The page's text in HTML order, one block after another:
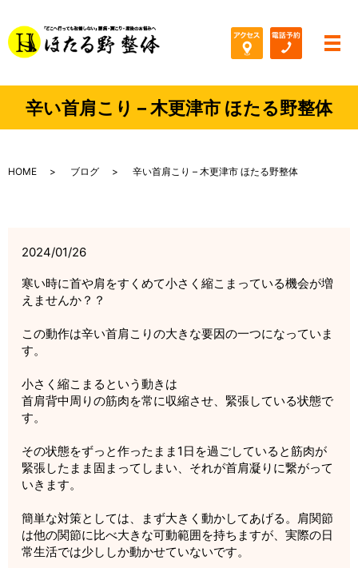
メ
辛い首肩こり – 木更津市 ほたる野整体
HOME ブログ 辛い首肩こり – 木更津市 ほたる野整体
2024/01/26
寒い時に首や肩をすくめて小さく縮こまっている機会が増
えませんか？？
この動作は辛い首肩こりの大きな要因の一つになっていま
す。
小さく縮こまるという動きは
首肩背中周りの筋肉を常に収縮させ、緊張している状態で
す。
その状態をずっと作ったまま1日を過ごしていると筋肉が
緊張したまま固まってしまい、それが首肩凝りに繋がって
いきます。
簡単な対策としては、まず大きく動かしてあげる。肩関節
は他の関節に比べ大きな可動範囲を持ちますが、実際の日
常生活では少ししか動かせていないです。